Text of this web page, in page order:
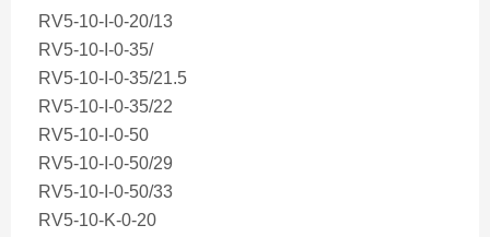
RV5-10-I-0-20/13
RV5-10-I-0-35/
RV5-10-I-0-35/21.5
RV5-10-I-0-35/22
RV5-10-I-0-50
RV5-10-I-0-50/29
RV5-10-I-0-50/33
RV5-10-K-0-20